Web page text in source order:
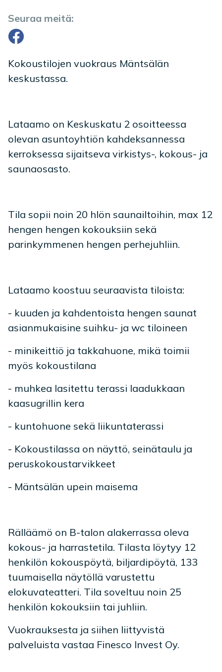
Seuraa meitä:
Facebook
Kokoustilojen vuokraus Mäntsälän
keskustassa.
Lataamo on Keskuskatu 2 osoitteessa
olevan asuntoyhtiön kahdeksannessa
kerroksessa sijaitseva virkistys-, kokous- ja
saunaosasto.
Tila sopii noin 20 hlön saunailtoihin, max 12
hengen hengen kokouksiin sekä
parinkymmenen hengen perhejuhliin.
Lataamo koostuu seuraavista tiloista:
- kuuden ja kahdentoista hengen saunat
asianmukaisine suihku- ja wc tiloineen
- minikeittiö ja takkahuone, mikä toimii
myös kokoustilana
- muhkea lasitettu terassi laadukkaan
kaasugrillin kera
- kuntohuone sekä liikuntaterassi
- Kokoustilassa on näyttö, seinätaulu ja
peruskokoustarvikkeet
- Mäntsälän upein maisema
Rälläämö on B-talon alakerrassa oleva
kokous- ja harrastetila. Tilasta löytyy 12
henkilön kokouspöytä, biljardipöytä, 133
tuumaisella näytöllä varustettu
elokuvateatteri. Tila soveltuu noin 25
henkilön kokouksiin tai juhliin.
Vuokrauksesta ja siihen liittyvistä
palveluista vastaa Finesco Invest Oy.